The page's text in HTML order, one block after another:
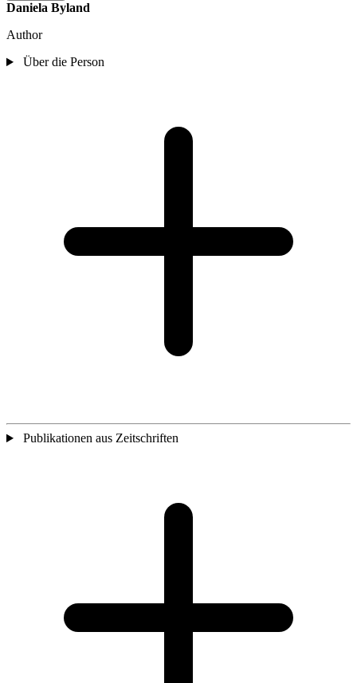
Daniela Byland
Author
Über die Person
Publikationen aus Zeitschriften